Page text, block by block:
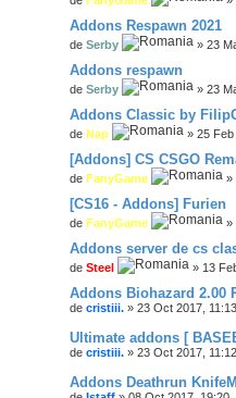
Addons Respawn 2021
de Serby » 23
Addons respawn
de Serby » 23
Addons Classic by
de Nap » 25
[Addons] CS CSGO
de FanyGame »
[CS16 - Addons] Furien
de FanyGame »
Addons server de cs
de Steel » 13
Addons Biohazard 2.00
de cristiii. » 23 Oct 2017, 11:13
Ultimate addons [
de cristiii. » 23 Oct 2017, 11:12
Addons Deathrun